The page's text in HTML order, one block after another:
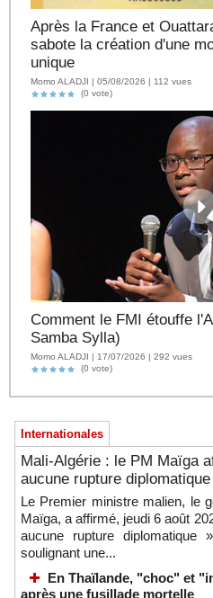
Après la France et
sabote la création d'une
unique
Momo ALADJI | 05/08/2026 | 112 vues
(0 vote)
Comment le FMI étouffe
Samba Sylla)
Momo ALADJI | 17/07/2026 | 292 vues
(0 vote)
Internationales
Mali-Algérie : le PM Maïga
aucune rupture
Le Premier ministre malien, le
Maïga, a affirmé, jeudi 6 août
aucune rupture diplomatique
soulignant une...
En Thaïlande, "choc" et
après une fusillade mortelle